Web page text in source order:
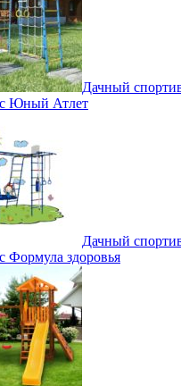
Дачный
Юный Атлет
Дачный
Формула здоровья